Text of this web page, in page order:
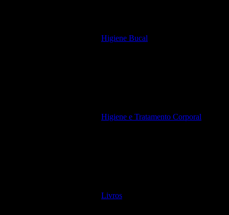
Higiene Bucal
Higiene e Tratamento Corporal
Livros